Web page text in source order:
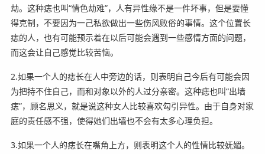
劫。这种痣也叫“情色劫难”，人有异性缘不是一件坏事，但是要懂
得克制，不要因为一己私欲做出一些伤风败俗的事情。这个位置长
痣的人，也有可能预示着在以后可能会遇到一些感情方面的问题，
而这会让自己感觉比较苦恼。
2.如果一个人的痣长在人中旁边的话，则表明自己今后有可能会因
为把持不住自己，而和对象以外的人过分亲密。这种痣也叫“出墙
痣”，顾名思义，就是说这种女人比较喜欢勾引异性。由于自身对家
庭的责任感不强，使得她们出墙也不会有太多心理负担。
3.如果一个人的痣长在嘴角上方，则表明这个人的性情比较妩媚。